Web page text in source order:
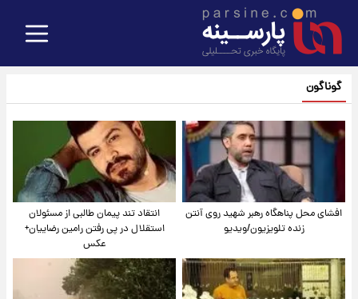
گوناگون
افشای محل پناهگاه‌ رهبر شهید روی آنتن
زنده تلویزیون/ویدیو
انتقاد تند پیمان طالبی از مسئولان
استقلال در پی رفتن رامین رضاییان+
عکس